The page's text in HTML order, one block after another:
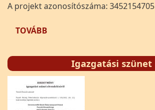
A projekt azonosítószáma: 3452154705
TOVÁBB
Igazgatási szünet